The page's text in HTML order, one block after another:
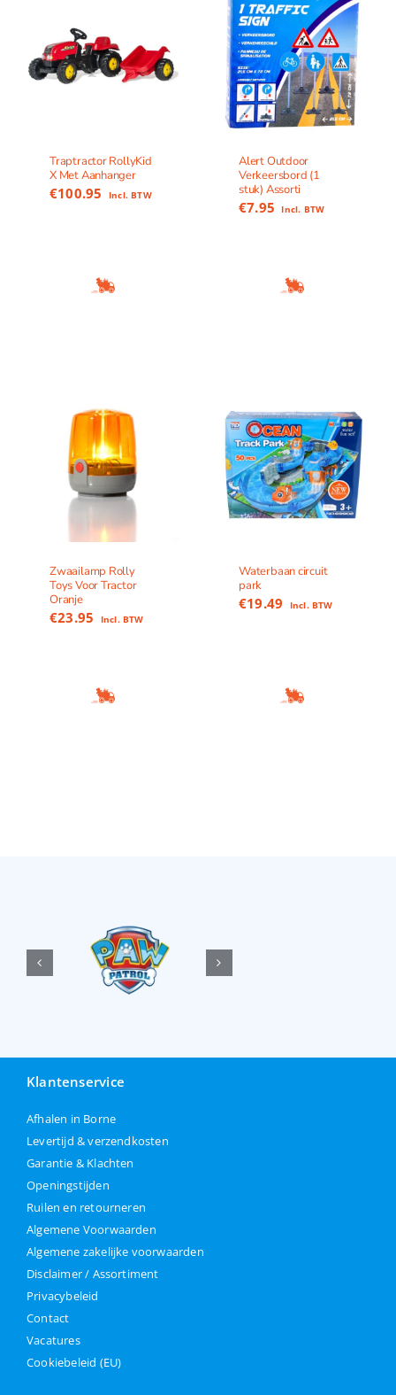
Traptractor RollyKid
X Met Aanhanger
€100.95 Incl. BTW
Alert Outdoor
Verkeersbord (1
stuk) Assorti
€7.95 Incl. BTW
Zwaailamp Rolly
Toys Voor Tractor
Oranje
€23.95 Incl. BTW
Waterbaan circuit
park
€19.49 Incl. BTW
Klantenservice
Afhalen in Borne
Levertijd & verzendkosten
Garantie & Klachten
Openingstijden
Ruilen en retourneren
Algemene Voorwaarden
Algemene zakelijke voorwaarden
Disclaimer / Assortiment
Privacybeleid
Contact
Vacatures
Cookiebeleid (EU)